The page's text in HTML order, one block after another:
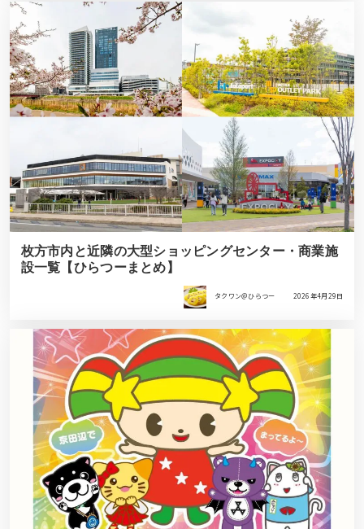
枚方市内と近隣の大型ショッピングセンター・商業施
設一覧【ひらつーまとめ】
タクワン＠ひらつー 2026年4月29日